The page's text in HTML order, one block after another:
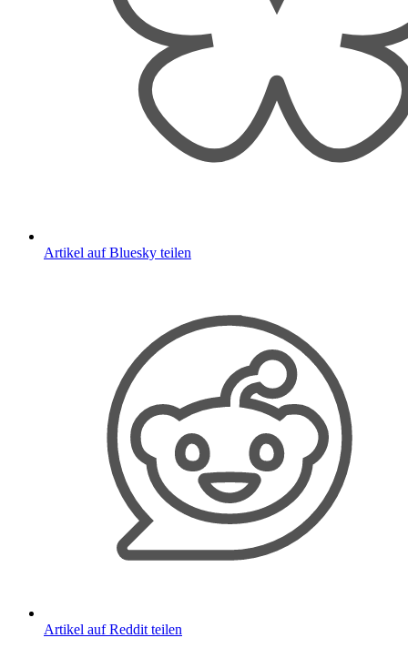
Artikel auf Bluesky teilen
Artikel auf Reddit teilen